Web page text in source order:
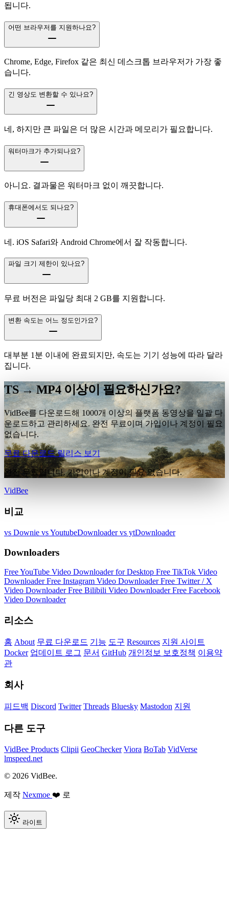
됩니다.
어떤 브라우저를 지원하나요?
Chrome, Edge, Firefox 같은 최신 데스크톱 브라우저가 가장 좋
습니다.
긴 영상도 변환할 수 있나요?
네, 하지만 큰 파일은 더 많은 시간과 메모리가 필요합니다.
워터마크가 추가되나요?
아니요. 결과물은 워터마크 없이 깨끗합니다.
휴대폰에서도 되나요?
네. iOS Safari와 Android Chrome에서 잘 작동합니다.
파일 크기 제한이 있나요?
무료 버전은 파일당 최대 2 GB를 지원합니다.
변환 속도는 어느 정도인가요?
대부분 1분 이내에 완료되지만, 속도는 기기 성능에 따라 달라
집니다.
TS → MP4 이상이 필요하신가요?
VidBee를 다운로드해 1000개 이상의 플랫폼 동영상을 일괄 다
운로드하고 관리하세요. 완전 무료이며 가입이나 계정이 필요
없습니다.
무료 다운로드릴리스 보기
완전 무료입니다. 가입이나 계정이 필요 없습니다.
VidBee
비교
vs Downie vs YoutubeDownloadervs ytDownloader
Downloaders
Free YouTube Video Downloader for Desktop Free TikTok Video
DownloaderFree Instagram Video DownloaderFree Twitter / X
Video DownloaderFree Bilibili Video DownloaderFree Facebook
Video Downloader
리소스
홈 About 무료 다운로드 기능 도구 Resources 지원 사이트
Docker 업데이트 로그 문서 GitHub 개인정보 보호정책 이용약
관
회사
피드백 Discord Twitter Threads Bluesky Mastodon 지원
다른 도구
VidBee Products Clipii GeoChecker Viora BoTab VidVerse
lmspeed.net
© 2026 VidBee.
제작 Nexmoe ❤️ 로
라이트